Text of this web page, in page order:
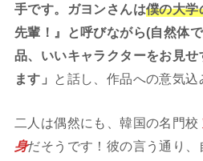
手です。ガヨンさんは僕の大学
先輩！』と呼びながら(自然体
品、いいキャラクターをお見
ます」
と話し、作品への意気込
二人は偶然にも、韓国の名門校
身だそうです！彼の言う通り